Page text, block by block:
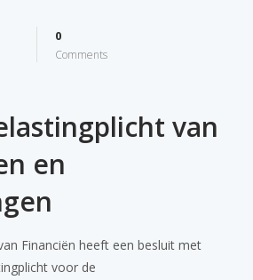
0
Comments
van
en
Financiën heeft een besluit met
voor de